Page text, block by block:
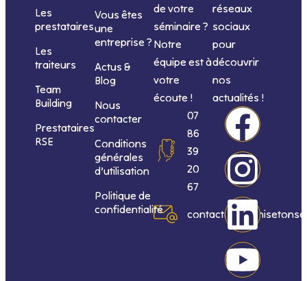
Les
prestataires
Les
traiteurs
Team
Building
Prestataires
RSE
Vous êtes
une
entreprise ?
Actus &
Blog
Nous
contacter
Conditions
générales
d’utilisation
Politique de
confidentialité
de votre
séminaire ?
Notre
équipe est à
votre
écoute !
07
86
39
20
67
réseaux
sociaux
pour
découvrir
nos
actualités !
F
a
c
e
b
I
n
s
t
a
L
i
n
k
e
Y
o
u
t
u